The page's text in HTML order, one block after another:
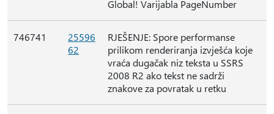
Global! Varijabla PageNumber
746741
25596
62
RJEŠENJE: Spore performanse
prilikom renderiranja izvješća koje
vraća dugačak niz teksta u SSRS
2008 R2 ako tekst ne sadrži
znakove za povratak u retku